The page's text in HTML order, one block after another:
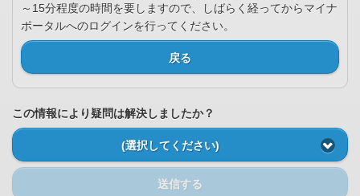
～15分程度の時間を要しますので、しばらく経ってからマイナ
ポータルへのログインを行ってください。
戻る
この情報により疑問は解決しましたか？
(選択してください)
送信する